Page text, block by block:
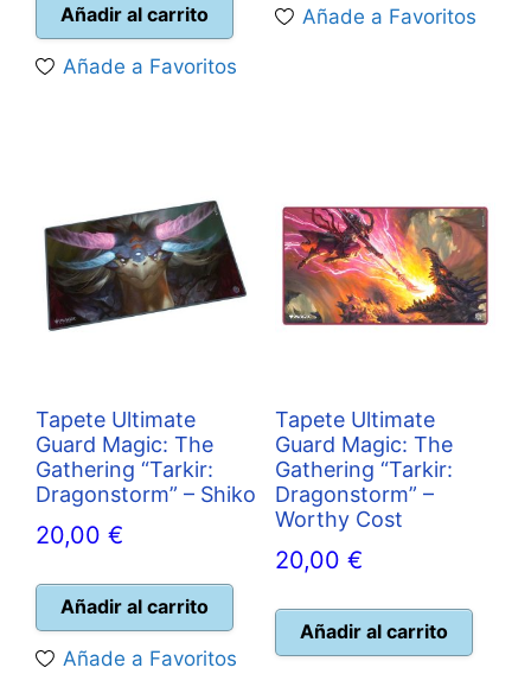
Añadir al carrito
Añade a Favoritos
Añade a Favoritos
Tapete Ultimate
Guard Magic: The
Gathering “Tarkir:
Dragonstorm” – Shiko
20,00 €
Añadir al carrito
Añade a Favoritos
Tapete Ultimate
Guard Magic: The
Gathering “Tarkir:
Dragonstorm” –
Worthy Cost
20,00 €
Añadir al carrito